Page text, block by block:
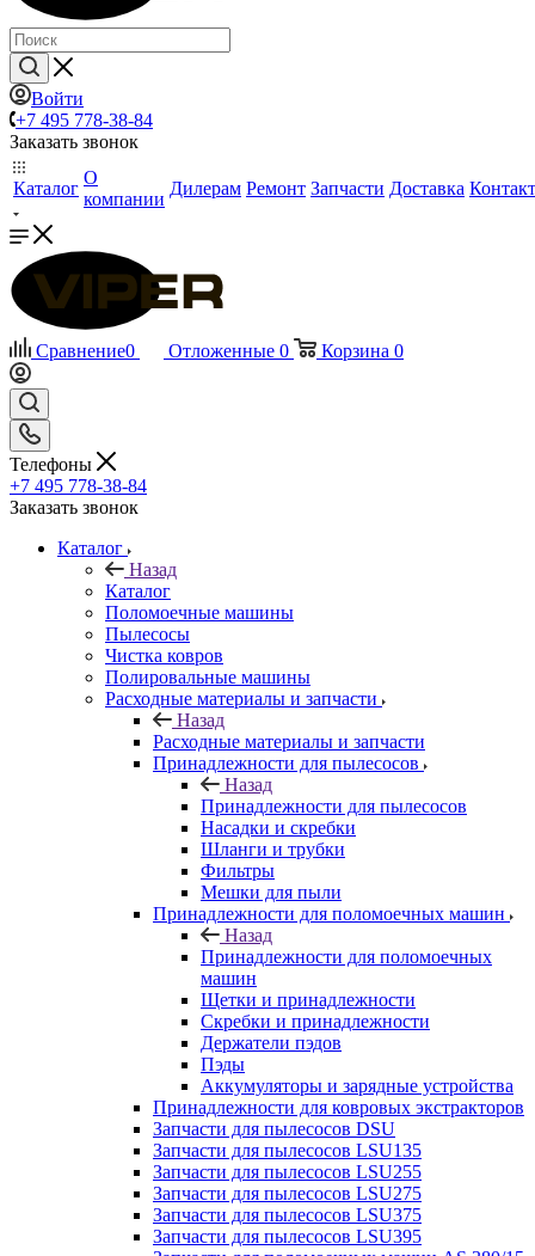
Войти
+7 495 778-38-84
Заказать звонок
Каталог
О
компании
Дилерам Ремонт Запчасти Доставка
Сравнение0 Отложенные 0 Корзина 0
Телефоны
+7 495 778-38-84
Заказать звонок
Каталог
Назад
Каталог
Поломоечные машины
Пылесосы
Чистка ковров
Полировальные машины
Расходные материалы и запчасти
Назад
Расходные материалы и запчасти
Принадлежности для пылесосов
Назад
Принадлежности для пылесосов
Насадки и скребки
Шланги и трубки
Фильтры
Мешки для пыли
Принадлежности для поломоечных машин
Назад
Принадлежности для поломоечных
машин
Щетки и принадлежности
Скребки и принадлежности
Держатели пэдов
Пэды
Аккумуляторы и зарядные устройства
Принадлежности для ковровых экстракторов
Запчасти для пылесосов DSU
Запчасти для пылесосов LSU135
Запчасти для пылесосов LSU255
Запчасти для пылесосов LSU275
Запчасти для пылесосов LSU375
Запчасти для пылесосов LSU395